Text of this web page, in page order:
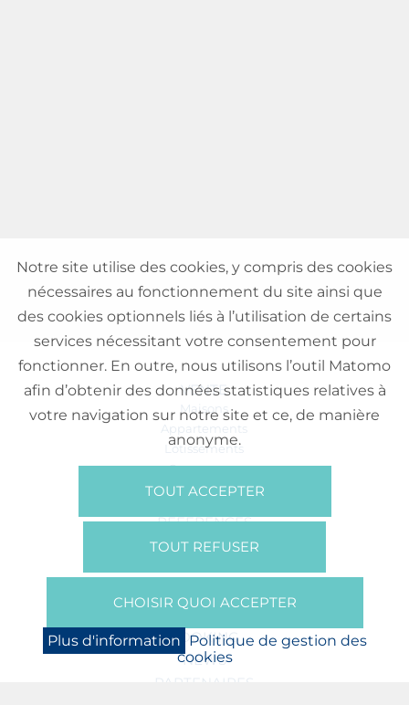
VENTE
Maisons
Appartements
Lotissements
Commerces
Bureaux
RÉFÉRENCES
SUR NOUS
Presse
BOOKING
NEWS
PARTENAIRES
Notre site utilise des cookies, y compris des cookies
nécessaires au fonctionnement du site ainsi que
des cookies optionnels liés à l’utilisation de certains
services nécessitant votre consentement pour
fonctionner. En outre, nous utilisons l’outil Matomo
afin d’obtenir des données statistiques relatives à
votre navigation sur notre site et ce, de manière
anonyme.
TOUT ACCEPTER
TOUT REFUSER
CHOISIR QUOI ACCEPTER
Plus d'information Politique de gestion des
cookies